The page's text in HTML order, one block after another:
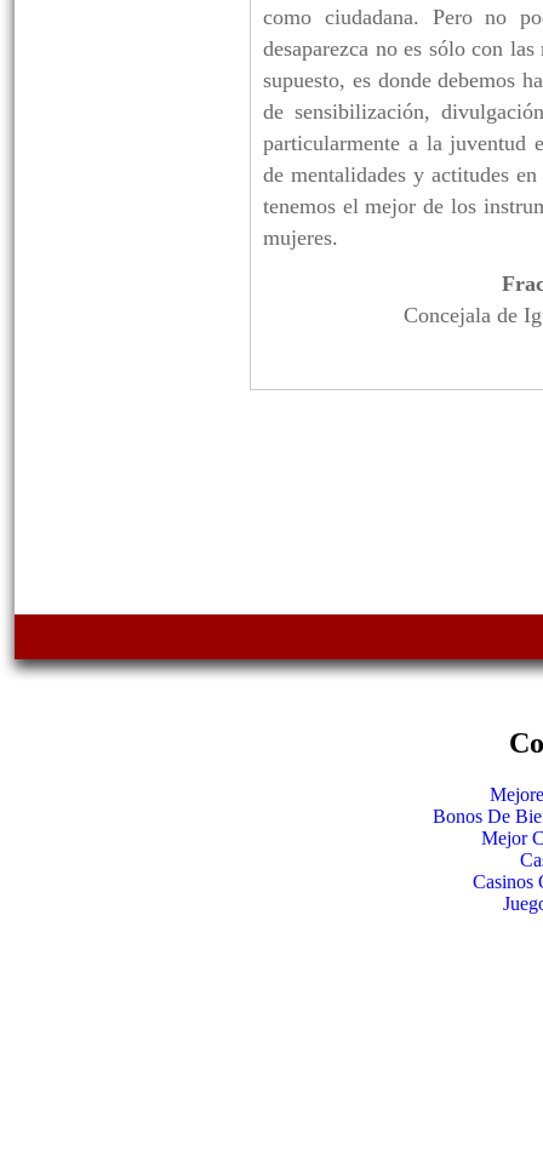
como ciudadana. Pero no
desaparezca no es sólo con
supuesto, es donde debemos
de sensibilización,
particularmente a la juventud
de mentalidades y actitudes
tenemos el mejor de los
mujeres.
Concejala de
Bonos De
Mejor
Casinos